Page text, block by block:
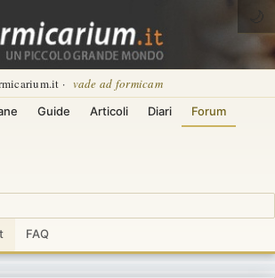
· vade ad formicam
Guide Articoli Diari Forum
FAQ
🌙